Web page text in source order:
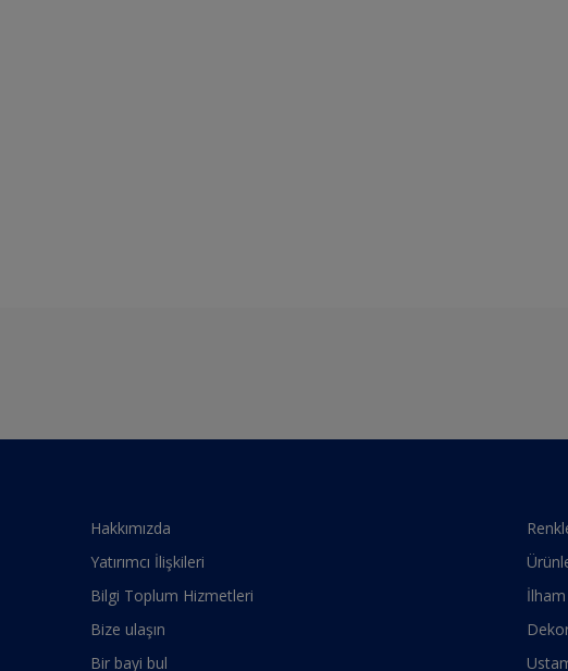
Hakkımızda
Yatırımcı İlişkileri
Bilgi Toplum Hizmetleri
Bize ulaşın
Bir bayi bul
İlham